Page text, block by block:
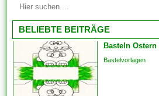
Lösungen oder auch
Sie die...
problemlos alles arrangieren.
Einige der Vorlagen sind
branchenspezifisch. Diese
können auch Die
Kommunikation und
Engagements strukturieren,
um sicherzustellen, dass das
BELIEBTE BEITRÄGE
Basteln Ostern
Bastelvorlagen